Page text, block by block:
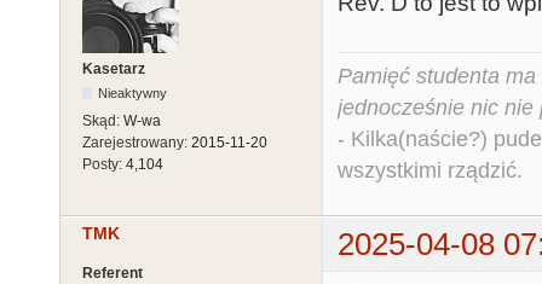
Kasetarz
Nieaktywny
Skąd: W-wa
Zarejestrowany: 2015-11-20
Posty: 4,104
Pamięć studenta
jednocześnie nic nie
- Kilka(naście?)
wszystkimi rządzić.
TMK 2025-04-08
Referent